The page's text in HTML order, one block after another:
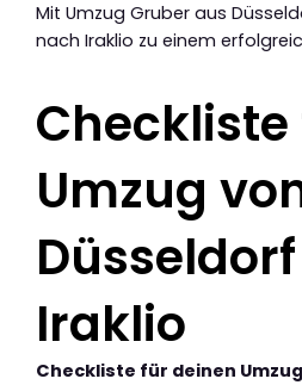
Mit Umzug Gruber aus
nach Iraklio zu einem
Umzug
Iraklio
Checkliste für deinen